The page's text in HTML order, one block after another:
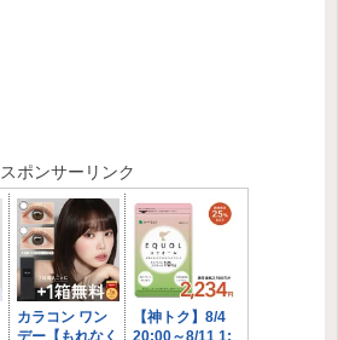
スポンサーリンク